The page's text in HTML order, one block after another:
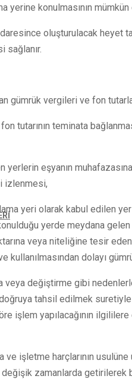
yerine konulmasının mümkün
oluşturulacak heyet
sağlanır.
gümrük vergileri ve fon
tutarının teminata
eşyanın
izlenmesi,
yeri olarak kabul edilen
yerde meydana
veya niteliğine tesir
kullanılmasından dolayı
değiştirme gibi
tahsil edilmek
işlem yapılacağının
ve işletme harçlarının
zamanlarda getirilerek